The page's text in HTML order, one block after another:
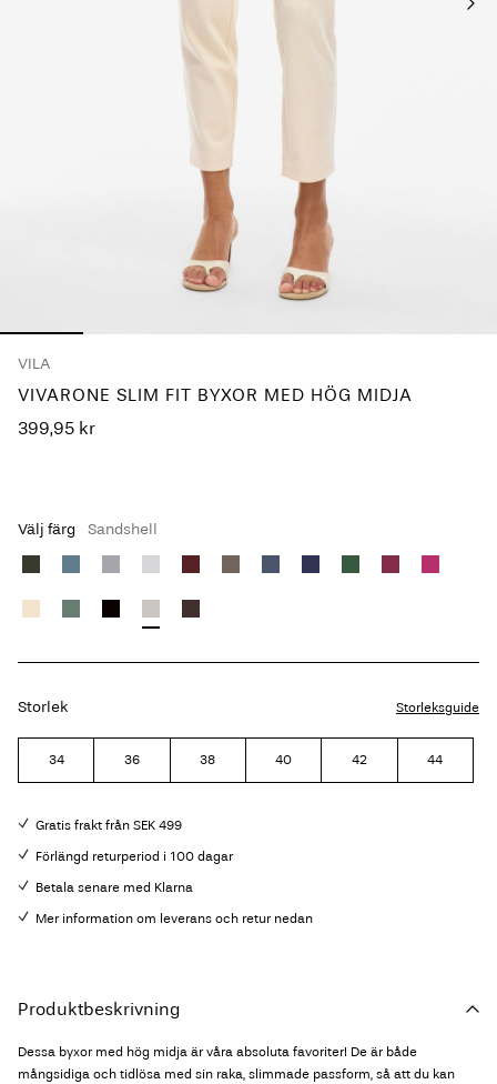
VILA
VIVARONE SLIM FIT BYXOR MED HÖG MIDJA
399,95 kr
Välj färg Sandshell
Storlek Storleksguide
34 36 38 40 42 44
Gratis frakt från SEK 499
Förlängd returperiod i 100 dagar
Betala senare med Klarna
Mer information om leverans och retur nedan
Produktbeskrivning
Dessa byxor med hög midja är våra absoluta favoriter! De är både
mångsidiga och tidlösa med sin raka, slimmade passform, så att du kan